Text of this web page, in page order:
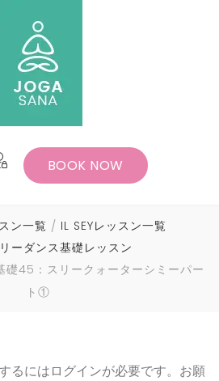
BOOK NOW
ン一覧
IL SEYレッスン一覧
ーダンス基礎レッスン
礎45：スリークォーターシミーパー
ト①
るにはログインが必要です。お願